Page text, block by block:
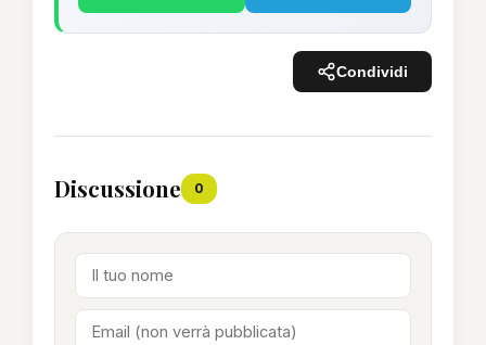
Condividi
Discussione 0